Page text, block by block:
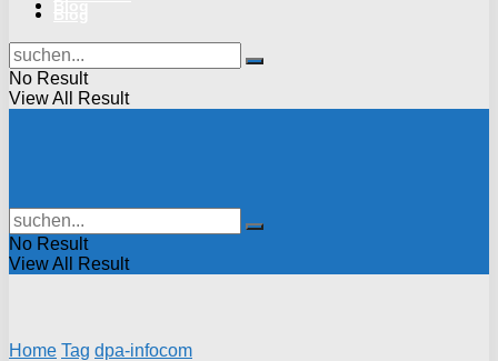
No Result
View All Result
No Result
View All Result
Home Tag dpa-infocom